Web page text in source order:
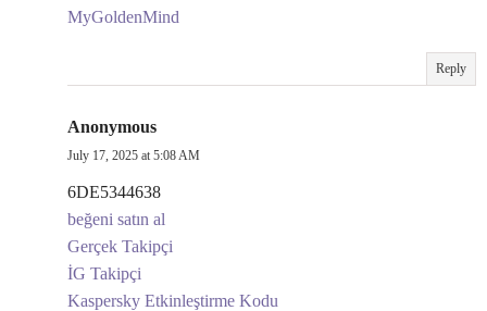
MyGoldenMind
Reply
Anonymous
July 17, 2025 at 5:08 AM
6DE5344638
beğeni satın al
Gerçek Takipçi
İG Takipçi
Kaspersky Etkinleştirme Kodu